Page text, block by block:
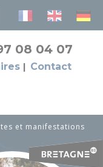
08 04 07
Contact
et manifestations